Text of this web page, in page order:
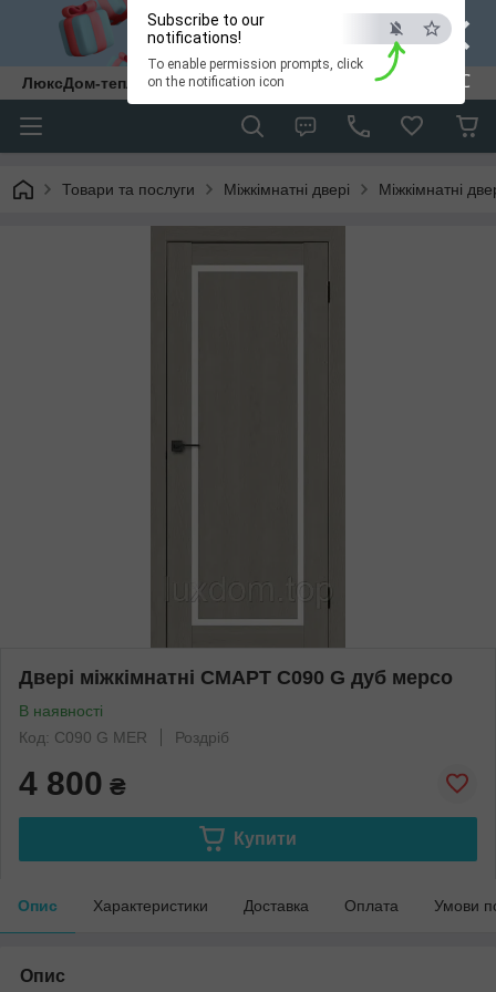
×
ESC
Subscribe to our
notifications!
To enable permission prompts, click
on the notification icon
ЛюксДом-тепло та затишок у кожен дім.
Товари та послуги Міжкімнатні двері Міжкімнатні
Двері міжкімнатні СМАРТ C090 G дуб мерсо
В наявності
Код: C090 G MER
Роздріб
4 800 ₴
Купити
Опис Характеристики Доставка Оплата Умови
Опис